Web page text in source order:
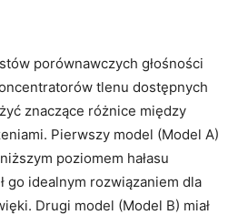
porównawczych głośności
tlenu dostępnych
znaczące różnice między
Pierwszy model (Model A)
poziomem hałasu
go idealnym rozwiązaniem dla
Drugi model (Model B) miał